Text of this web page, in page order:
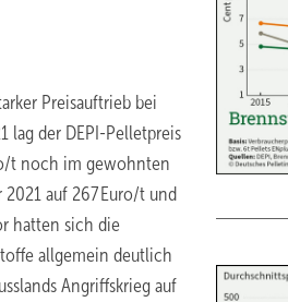
Preisauftrieb bei
lag der DEPI-Pelletpreis
t noch im gewohnten
auf 267 Euro/t und
hatten sich die
allgemein deutlich
Angriffskrieg auf